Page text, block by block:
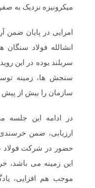
میکرونیزه نزدیک به
امرایی در پایان ضمن
انشالله فولاد
سربلند بوده در این
سنجش ها، زمینه
سازمان را بیش از پیش
در ادامه این جلسه
ارزیابی، ضمن
حضور در شرکت فولاد
این زمینه می باشد،
موجب هم افزایی،